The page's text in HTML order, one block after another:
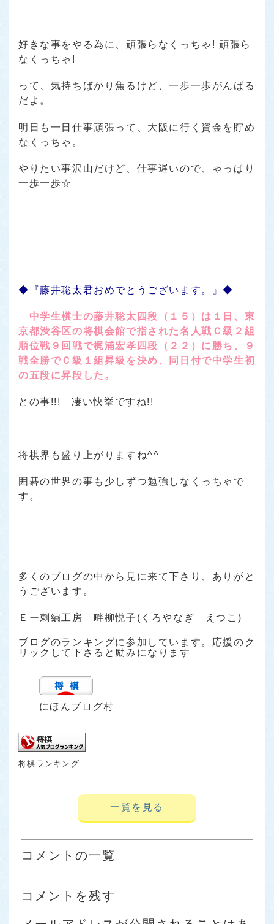
好きな事をやる為に、頑張らなくっちゃ! 頑張ら
なくっちゃ!
って、気持ちばかり焦るけど、一歩一歩がんばる
だよ。
明日も一日仕事頑張って、大阪に行く資金を貯め
なくっちゃ。
やりたい事沢山だけど、仕事遅いので、ゃっぱり
一歩一歩☆
◆『藤井聡太君おめでとうございます。』◆
中学生棋士の藤井聡太四段（１５）は１日、東
京都渋谷区の将棋会館で指された名人戦Ｃ級２組
順位戦９回戦で梶浦宏孝四段（２２）に勝ち、９
戦全勝でＣ級１組昇級を決め、同日付で中学生初
の五段に昇段した。
との事!!! 凄い快挙ですね!!
将棋界も盛り上がりますね^^
囲碁の世界の事も少しずつ勉強しなくっちゃで
す。
多くのブログの中から見に来て下さり、ありがと
うございます。
Ｅー刺繍工房 畔柳悦子(くろやなぎ えつこ)
ブログのランキングに参加しています。応援のク
リックして下さると励みになります
にほんブログ村
将棋ランキング
一覧を見る
コメントの一覧
コメントを残す